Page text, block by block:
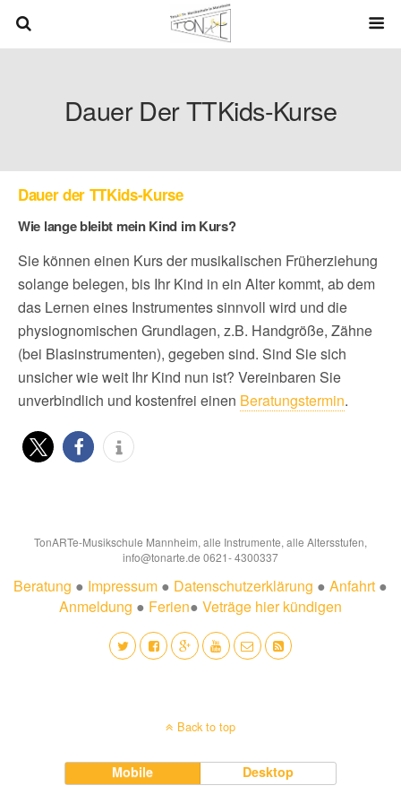
Dauer Der TTKids-Kurse
Dauer der TTKids-Kurse
Wie lange bleibt mein Kind im Kurs?
Sie können einen Kurs der musikalischen Früherziehung
solange belegen, bis Ihr Kind in ein Alter kommt, ab dem
das Lernen eines Instrumentes sinnvoll wird und die
physiognomischen Grundlagen, z.B. Handgröße, Zähne
(bei Blasinstrumenten), gegeben sind. Sind Sie sich
unsicher wie weit Ihr Kind nun ist? Vereinbaren Sie
unverbindlich und kostenfrei einen Beratungstermin.
TonARTe-Musikschule Mannheim, alle Instrumente, alle Altersstufen,
info@tonarte.de 0621- 4300337
Beratung ● Impressum ● Datenschutzerklärung ● Anfahrt ●
Anmeldung ● Ferien● Veträge hier kündigen
Back to top
Mobile Desktop